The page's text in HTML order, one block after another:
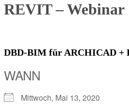
REVIT – Webinar
DBD-BIM für ARCHICAD +
WANN
Mittwoch, Mai 13, 2020